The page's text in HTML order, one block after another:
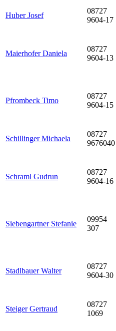
Huber Josef
08727
9604-17
Maierhofer Daniela
08727
9604-13
Pfrombeck Timo
08727
9604-15
Schillinger Michaela
08727
9676040
Schraml Gudrun
08727
9604-16
Siebengartner Stefanie
09954
307
Stadlbauer Walter
08727
9604-30
Steiger Gertraud
08727
1069